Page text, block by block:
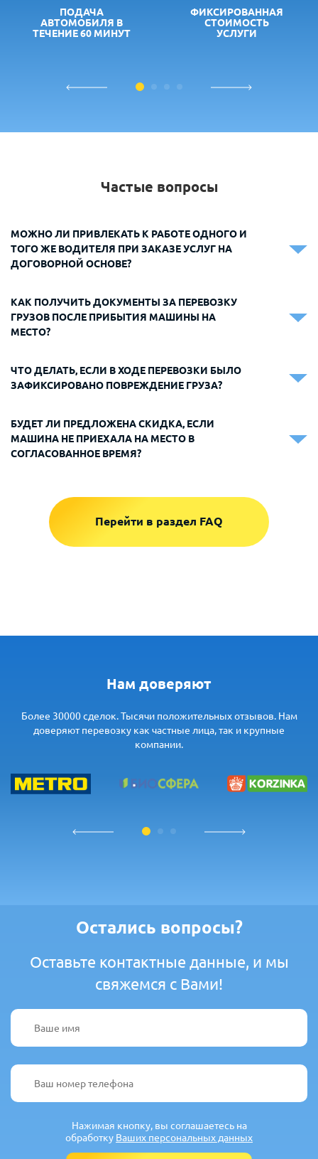
ПОДАЧА
АВТОМОБИЛЯ В
ТЕЧЕНИЕ 60 МИНУТ
ФИКСИРОВАННАЯ
СТОИМОСТЬ
УСЛУГИ
Частые вопросы
МОЖНО ЛИ ПРИВЛЕКАТЬ К РАБОТЕ ОДНОГО И
ТОГО ЖЕ ВОДИТЕЛЯ ПРИ ЗАКАЗЕ УСЛУГ НА
ДОГОВОРНОЙ ОСНОВЕ?
КАК ПОЛУЧИТЬ ДОКУМЕНТЫ ЗА ПЕРЕВОЗКУ
ГРУЗОВ ПОСЛЕ ПРИБЫТИЯ МАШИНЫ НА
МЕСТО?
ЧТО ДЕЛАТЬ, ЕСЛИ В ХОДЕ ПЕРЕВОЗКИ БЫЛО
ЗАФИКСИРОВАНО ПОВРЕЖДЕНИЕ ГРУЗА?
БУДЕТ ЛИ ПРЕДЛОЖЕНА СКИДКА, ЕСЛИ
МАШИНА НЕ ПРИЕХАЛА НА МЕСТО В
СОГЛАСОВАННОЕ ВРЕМЯ?
Перейти в раздел FAQ
Нам доверяют
Более 30000 сделок. Тысячи положительных отзывов. Нам
доверяют перевозку как частные лица, так и крупные
компании.
Остались вопросы?
Оставьте контактные данные, и мы
свяжемся с Вами!
Нажимая кнопку, вы соглашаетесь на
обработку Ваших персональных данных